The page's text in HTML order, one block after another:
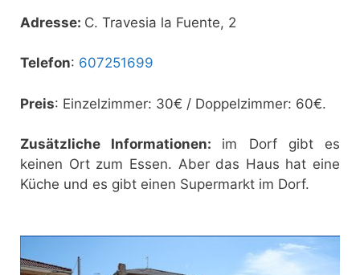
Adresse: C. Travesia la Fuente, 2
Telefon: 607251699
Preis: Einzelzimmer: 30€ / Doppelzimmer: 60€.
Zusätzliche Informationen: im Dorf gibt es
keinen Ort zum Essen. Aber das Haus hat eine
Küche und es gibt einen Supermarkt im Dorf.